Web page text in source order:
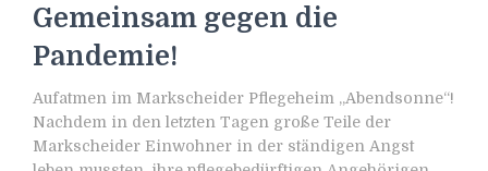
Gemeinsam gegen die
Pandemie!
Aufatmen im Markscheider Pflegeheim „Abendsonne“!
Nachdem in den letzten Tagen große Teile der
Markscheider Einwohner in der ständigen Angst